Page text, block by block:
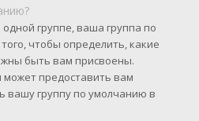
группе, ваша группа по
чтобы определить, какие
быть вам присвоены.
предоставить вам
вашу группу по умолчанию в